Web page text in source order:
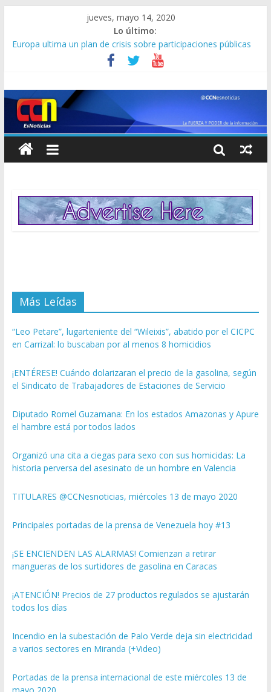
jueves, mayo 14, 2020
Lo último:
Europa ultima un plan de crisis sobre participaciones públicas
Un nuevo test podría determinar nuevos casos de coronavirus
Colombia autoriza desconfinamiento en 90 municipios sin
casos de covid-19
Daniel Ricciardo sustituirá a Carlos Sainz en McLaren desde
2021
Reino Unido y Roche mantienen conversaciones sobre un
decisivo test de anticuerpos
Más Leídas
“Leo Petare”, lugarteniente del “Wileixis”, abatido por el CICPC
en Carrizal: lo buscaban por al menos 8 homicidios
¡ENTÉRESE! Cuándo dolarizaran el precio de la gasolina, según
el Sindicato de Trabajadores de Estaciones de Servicio
Diputado Romel Guzamana: En los estados Amazonas y Apure
el hambre está por todos lados
Organizó una cita a ciegas para sexo con sus homicidas: La
historia perversa del asesinato de un hombre en Valencia
TITULARES @CCNesnoticias, miércoles 13 de mayo 2020
Principales portadas de la prensa de Venezuela hoy #13
¡SE ENCIENDEN LAS ALARMAS! Comienzan a retirar
mangueras de los surtidores de gasolina en Caracas
¡ATENCIÓN! Precios de 27 productos regulados se ajustarán
todos los días
Incendio en la subestación de Palo Verde deja sin electricidad
a varios sectores en Miranda (+Video)
Portadas de la prensa internacional de este miércoles 13 de